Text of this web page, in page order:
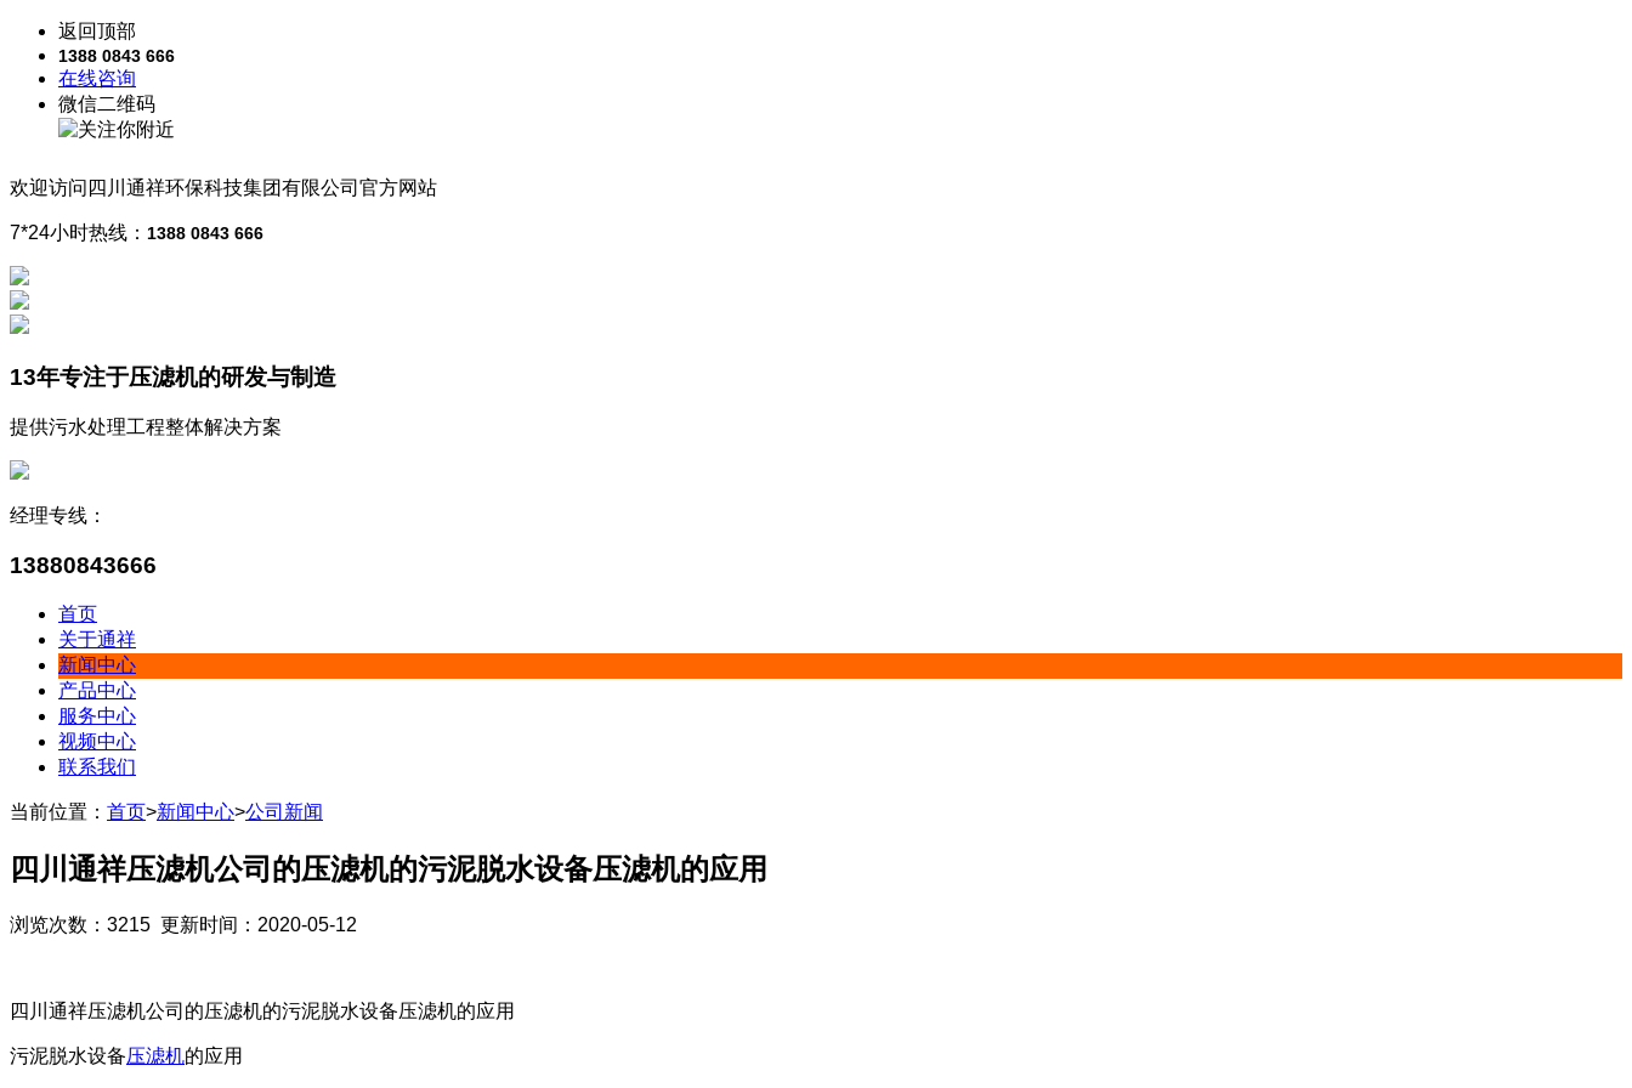
返回顶部
1388 0843 666
在线咨询
微信二维码
欢迎访问 四川通祥环保科技集团有限公司 官方网站
7*24小时热线： 1388 0843 666
13年专注于压滤机的研发与制造
提供污水处理工程整体解决方案
经理专线：
13880843666
首页
关于通祥
新闻中心
产品中心
服务中心
视频中心
联系我们
当前位置： 首页>新闻中心>公司新闻
四川通祥压滤机公司的压滤机的污泥脱水设备压滤机的应用
浏览次数：3215 更新时间：2020-05-12
四川通祥压滤机公司的压滤机的污泥脱水设备压滤机的应用
污泥脱水设备压滤机的应用